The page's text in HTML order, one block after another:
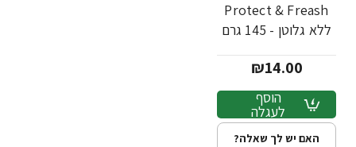
Protect & Freash
ללא גלוטן - 145 גרם
₪14.00
הוסף
לעגלה
האם יש לך שאלה?